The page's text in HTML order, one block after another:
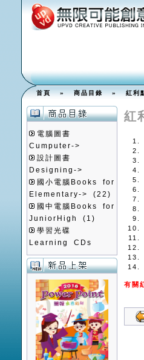
首頁»商品目錄» 紅利點
電腦圖書
Cumputer->
設計圖書
Designing->
國小電腦Books for
Elementary->
(22)
國中電腦Books for
JuniorHigh
(1)
學習光碟
Learning CDs
紅
有關